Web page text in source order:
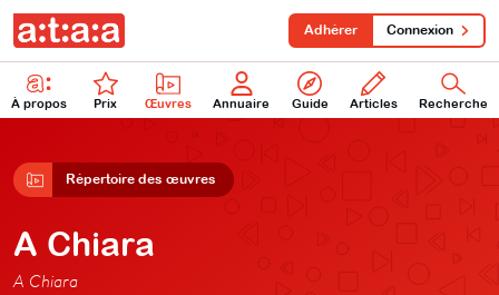
À propos Prix Œuvres Annuaire Guide Articles Recherche
Adhérer Connexion
Répertoire des œuvres
A Chiara
A Chiara